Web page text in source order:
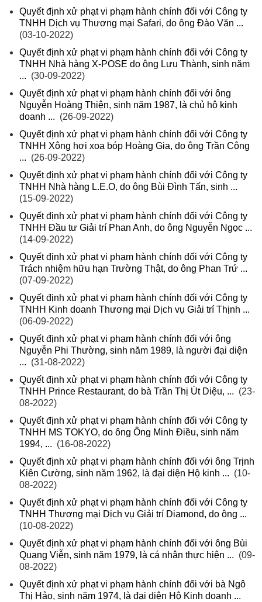
Quyết định xử phạt vi phạm hành chính đối với Công ty
TNHH Dịch vụ Thương mại Safari, do ông Đào Văn ...
(03-10-2022)
Quyết định xử phạt vi phạm hành chính đối với Công ty
TNHH Nhà hàng X-POSE do ông Lưu Thành, sinh năm
... (30-09-2022)
Quyết định xử phạt vi phạm hành chính đối với ông
Nguyễn Hoàng Thiện, sinh năm 1987, là chủ hộ kinh
doanh ... (26-09-2022)
Quyết định xử phạt vi phạm hành chính đối với Công ty
TNHH Xông hơi xoa bóp Hoàng Gia, do ông Trần Công
... (26-09-2022)
Quyết định xử phạt vi phạm hành chính đối với Công ty
TNHH Nhà hàng L.E.O, do ông Bùi Đình Tấn, sinh ...
(15-09-2022)
Quyết định xử phạt vi phạm hành chính đối với Công ty
TNHH Đầu tư Giải trí Phan Anh, do ông Nguyễn Ngọc ...
(14-09-2022)
Quyết định xử phạt vi phạm hành chính đối với Công ty
Trách nhiệm hữu hạn Trường Thật, do ông Phan Trứ ...
(07-09-2022)
Quyết định xử phạt vi phạm hành chính đối với Công ty
TNHH Kinh doanh Thương mại Dịch vụ Giải trí Thịnh ...
(06-09-2022)
Quyết định xử phạt vi phạm hành chính đối với ông
Nguyễn Phi Thường, sinh năm 1989, là người đại diện
... (31-08-2022)
Quyết định xử phạt vi phạm hành chính đối với Công ty
TNHH Prince Restaurant, do bà Trần Thị Út Diệu, ... (23-
08-2022)
Quyết định xử phạt vi phạm hành chính đối với Công ty
TNHH MS TOKYO, do ông Ông Minh Điều, sinh năm
1994, ... (16-08-2022)
Quyết định xử phạt vi phạm hành chính đối với ông Trịnh
Kiên Cường, sinh năm 1962, là đại diện Hộ kinh ... (10-
08-2022)
Quyết định xử phạt vi phạm hành chính đối với Công ty
TNHH Thương mại Dịch vụ Giải trí Diamond, do ông ...
(10-08-2022)
Quyết định xử phạt vi phạm hành chính đối với ông Bùi
Quang Viễn, sinh năm 1979, là cá nhân thực hiện ... (09-
08-2022)
Quyết định xử phạt vi phạm hành chính đối với bà Ngô
Thị Hảo, sinh năm 1974, là đại diện Hộ Kinh doanh ...